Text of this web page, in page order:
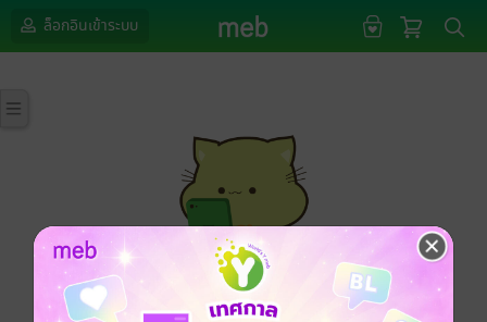
ล็อกอินเข้าระบบ
กรุณาเข้าสู่ระบบก่อนดำเนินรายการด้วยค่ะ